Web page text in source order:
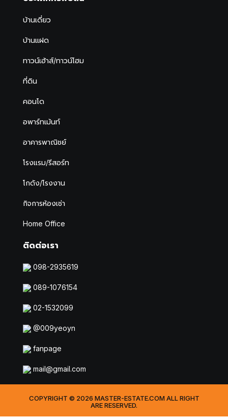
บ้านเดี่ยว
บ้านแฝด
ทาวน์เฮ้าส์/ทาวน์โฮม
ที่ดิน
คอนโด
อพาร์ทเม้นท์
อาคารพาณิชย์
โรงแรม/รีสอร์ท
โกดัง/โรงงาน
กิจการห้องเช่า
Home Office
ติดต่อเรา
098-2935619
089-1076154
02-1532099
@009yeoyn
fanpage
mail@gmail.com
COPYRIGHT © 2026 MASTER-ESTATE.COM ALL RIGHT
ARE RESERVED.